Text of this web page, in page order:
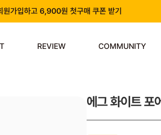
원가입하고 6,900원 첫구매 쿠폰 받기
REVIEW COMMUNITY
에그 화이트